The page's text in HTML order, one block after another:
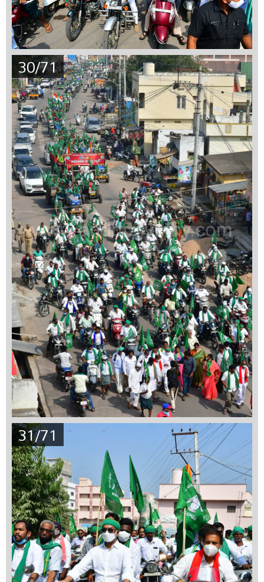
30/71
31/71